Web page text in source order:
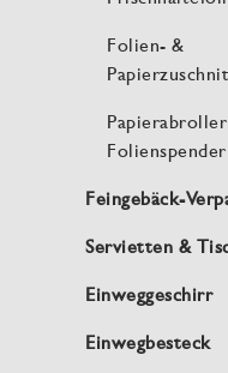
Folien- &
Folienspender
Feingebäck-
Servietten &
Einweggeschirr
Einwegbesteck